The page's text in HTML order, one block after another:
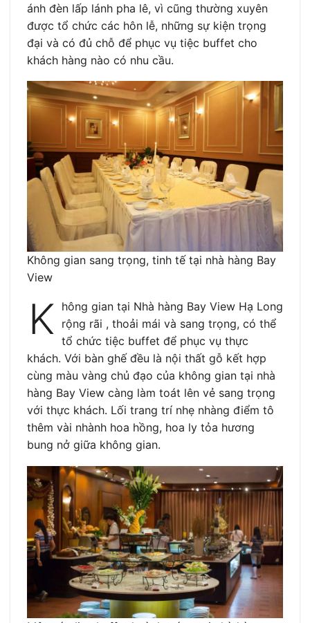
ánh đèn lấp lánh pha lê, vì cũng thường xuyên
được tổ chức các hôn lễ, những sự kiện trọng
đại và có đủ chỗ để phục vụ tiệc buffet cho
khách hàng nào có nhu cầu.
Không gian sang trọng, tinh tế tại nhà hàng Bay
View
K hông gian tại Nhà hàng Bay View Hạ Long
rộng rãi , thoải mái và sang trọng, có thể
tổ chức tiệc buffet để phục vụ thực
khách. Với bàn ghế đều là nội thất gỗ kết hợp
cùng màu vàng chủ đạo của không gian tại nhà
hàng Bay View càng làm toát lên vẻ sang trọng
với thực khách. Lối trang trí nhẹ nhàng điểm tô
thêm vài nhành hoa hồng, hoa ly tỏa hương
bung nở giữa không gian.